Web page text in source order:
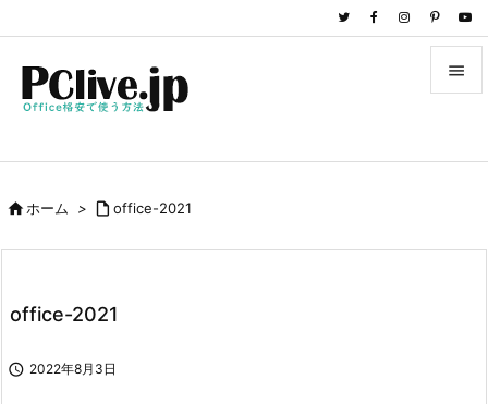

前へ
ホーム >  office-2021
office-2021
 2022年8月3日